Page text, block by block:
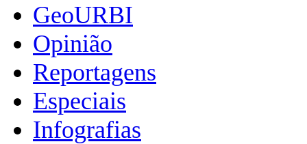
GeoURBI
Opinião
Reportagens
Especiais
Infografias